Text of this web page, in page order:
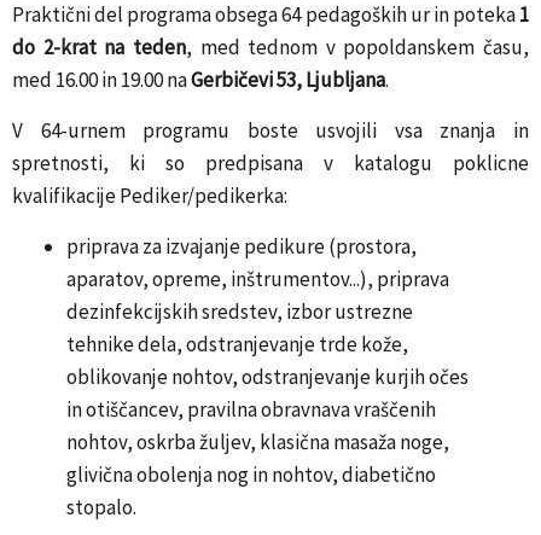
Praktični del programa obsega 64 pedagoških ur in poteka1
do 2-krat na teden, med tednom v popoldanskem času,
med 16.00 in 19.00 naGerbičevi 53, Ljubljana.
V 64-urnem programu boste usvojili vsa znanja in
spretnosti, ki so predpisana v katalogu poklicne
kvalifikacije Pediker/pedikerka:
priprava za izvajanje pedikure (prostora,
aparatov, opreme, inštrumentov...), priprava
dezinfekcijskih sredstev, izbor ustrezne
tehnike dela, odstranjevanje trde kože,
oblikovanje nohtov, odstranjevanje kurjih očes
in otiščancev, pravilna obravnava vraščenih
nohtov, oskrba žuljev, klasična masaža noge,
glivična obolenja nog in nohtov, diabetično
stopalo.